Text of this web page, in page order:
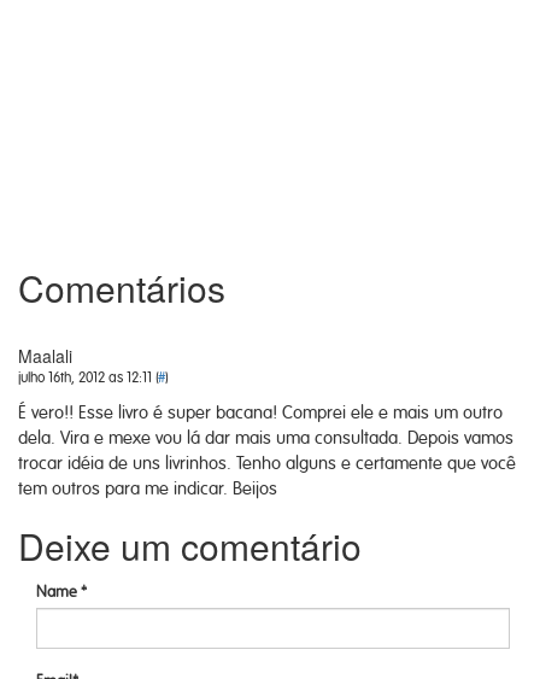
Comentários
Maalali
julho 16th, 2012 as 12:11 (#)
É vero!! Esse livro é super bacana! Comprei ele e mais um outro
dela. Vira e mexe vou lá dar mais uma consultada. Depois vamos
trocar idéia de uns livrinhos. Tenho alguns e certamente que você
tem outros para me indicar. Beijos
Deixe um comentário
Name *